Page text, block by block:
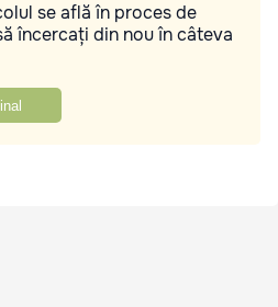
se află în proces de
încercați din nou în câteva